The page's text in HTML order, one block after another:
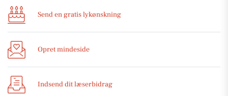
Send en gratis lykønskning
Opret mindeside
Indsend dit læserbidrag